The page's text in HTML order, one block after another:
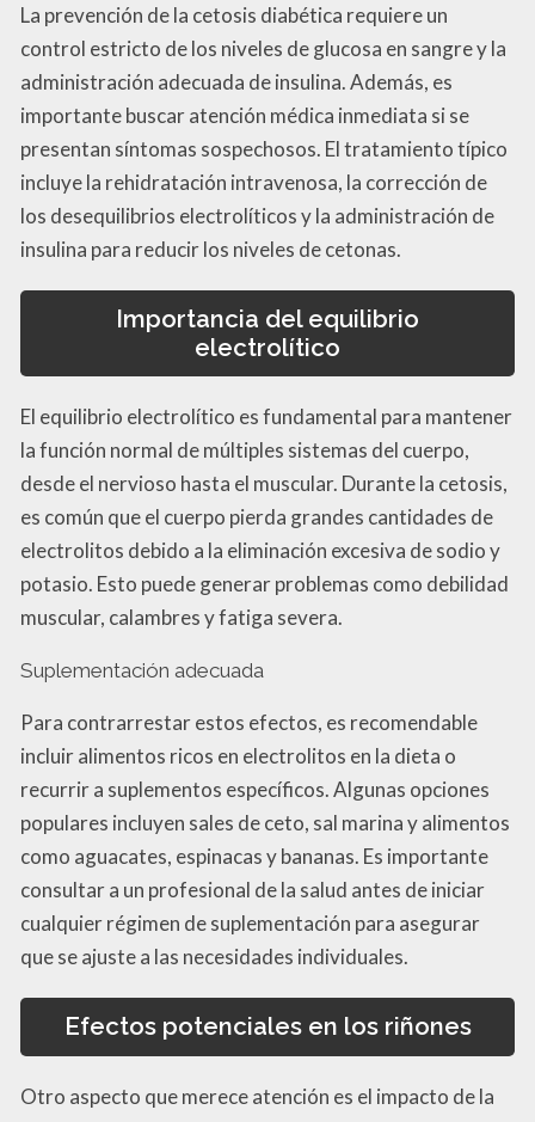
La prevención de la cetosis diabética requiere un
control estricto de los niveles de glucosa en sangre y la
administración adecuada de insulina. Además, es
importante buscar atención médica inmediata si se
presentan síntomas sospechosos. El tratamiento típico
incluye la rehidratación intravenosa, la corrección de
los desequilibrios electrolíticos y la administración de
insulina para reducir los niveles de cetonas.
Importancia del equilibrio
electrolítico
El equilibrio electrolítico es fundamental para mantener
la función normal de múltiples sistemas del cuerpo,
desde el nervioso hasta el muscular. Durante la cetosis,
es común que el cuerpo pierda grandes cantidades de
electrolitos debido a la eliminación excesiva de sodio y
potasio. Esto puede generar problemas como debilidad
muscular, calambres y fatiga severa.
Suplementación adecuada
Para contrarrestar estos efectos, es recomendable
incluir alimentos ricos en electrolitos en la dieta o
recurrir a suplementos específicos. Algunas opciones
populares incluyen sales de ceto, sal marina y alimentos
como aguacates, espinacas y bananas. Es importante
consultar a un profesional de la salud antes de iniciar
cualquier régimen de suplementación para asegurar
que se ajuste a las necesidades individuales.
Efectos potenciales en los riñones
Otro aspecto que merece atención es el impacto de la